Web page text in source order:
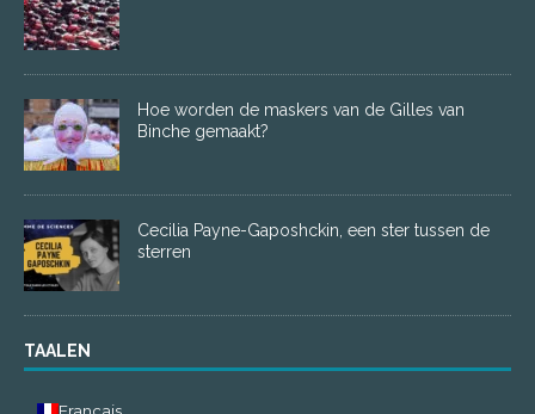
Hoe worden de maskers van de Gilles van
Binche gemaakt?
Cecilia Payne-Gaposhckin, een ster tussen de
sterren
TAALEN
Français